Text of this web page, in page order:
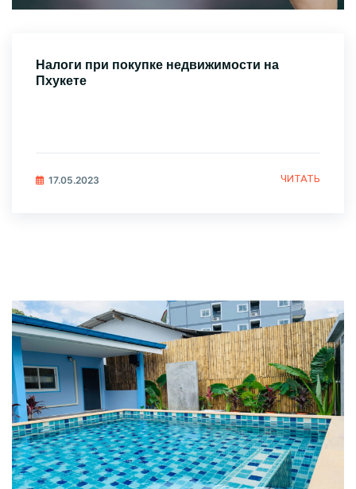
Налоги при покупке недвижимости на
Пхукете
17.05.2023 ЧИТАТЬ